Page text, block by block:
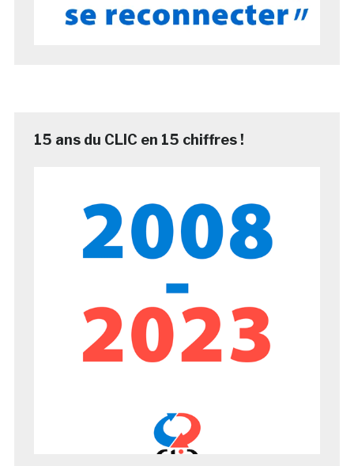
15 ans du CLIC en 15 chiffres !